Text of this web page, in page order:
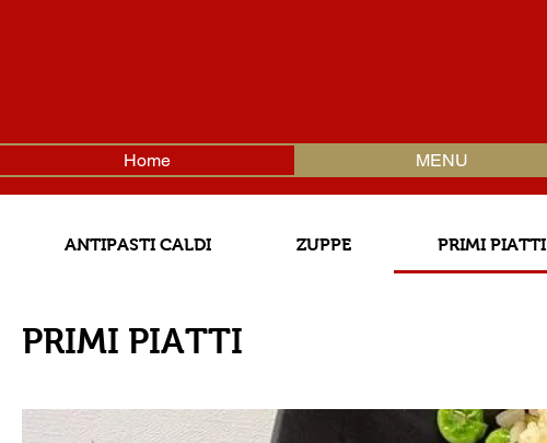
Home MENU
ANTIPASTI CALDI ZUPPE PRIMI PIATTI
PRIMI PIATTI